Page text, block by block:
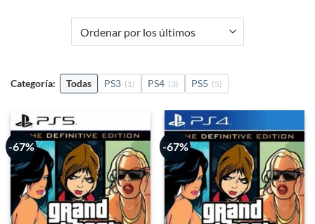
Categoría: Todas PS3 (1) PS4 (3) PS5 (5)
-67% -67%